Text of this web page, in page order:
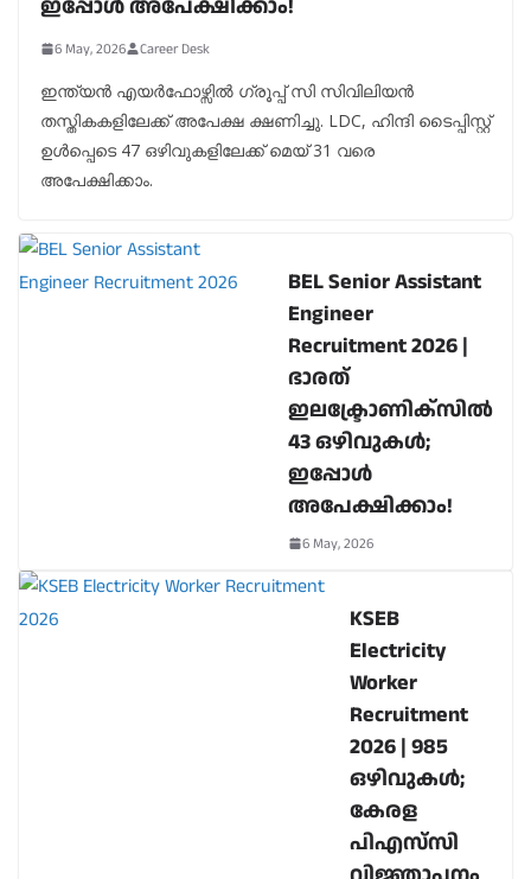
ഇപ്പോൾ അപേക്ഷിക്കാം!
6 May, 2026 Career Desk
ഇന്ത്യൻ എയർഫോഴ്സിൽ ഗ്രൂപ്പ് സി സിവിലിയൻ
തസ്തികകളിലേക്ക് അപേക്ഷ ക്ഷണിച്ചു. LDC, ഹിന്ദി ടൈപ്പിസ്റ്റ്
ഉൾപ്പെടെ 47 ഒഴിവുകളിലേക്ക് മെയ് 31 വരെ
അപേക്ഷിക്കാം.
BEL Senior Assistant
Engineer
Recruitment 2026 |
ഭാരത്
ഇലക്ട്രോണിക്സിൽ
43 ഒഴിവുകൾ;
ഇപ്പോൾ
അപേക്ഷിക്കാം!
6 May, 2026
KSEB
Electricity
Worker
Recruitment
2026 | 985
ഒഴിവുകൾ;
കേരള
പിഎസ്‌സി